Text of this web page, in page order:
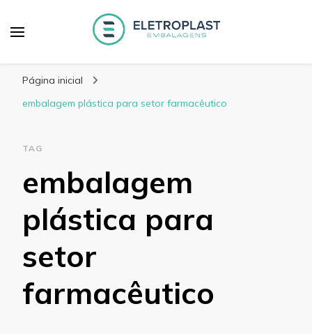
Página inicial
embalagem plástica para setor farmacêutico
TAG
embalagem
plástica para
setor
farmacêutico